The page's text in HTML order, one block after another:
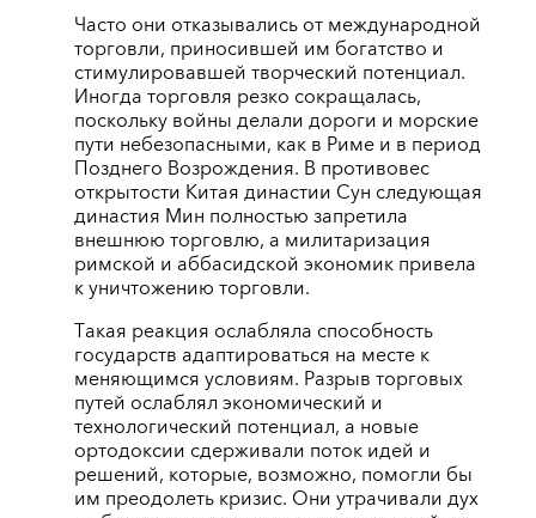
Часто они отказывались от международной
торговли, приносившей им богатство и
стимулировавшей творческий потенциал.
Иногда торговля резко сокращалась,
поскольку войны делали дороги и морские
пути небезопасными, как в Риме и в период
Позднего Возрождения. В противовес
открытости Китая династии Сун следующая
династия Мин полностью запретила
внешнюю торговлю, а милитаризация
римской и аббасидской экономик привела
к уничтожению торговли.
Такая реакция ослабляла способность
государств адаптироваться на месте к
меняющимся условиям. Разрыв торговых
путей ослаблял экономический и
технологический потенциал, а новые
ортодоксии сдерживали поток идей и
решений, которые, возможно, помогли бы
им преодолеть кризис. Они утрачивали дух